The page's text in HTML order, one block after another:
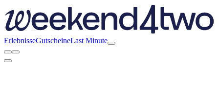
ErlebnisseGutscheineLast Minute